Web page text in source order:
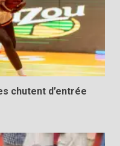
chutent d’entrée